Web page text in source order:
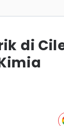
di